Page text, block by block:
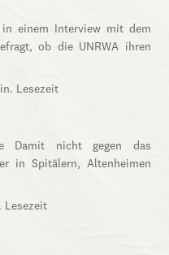
in einem Interview mit dem
ob die UNRWA ihren
Lesezeit
Damit nicht gegen das
in Spitälern, Altenheimen
Lesezeit